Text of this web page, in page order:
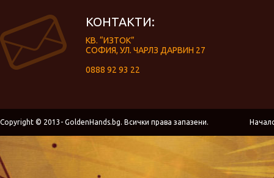
КОНТАКТИ:
КВ. “ИЗТОК”
СОФИЯ, УЛ. ЧАРЛЗ ДАРВИН 27
0888 92 93 22
Copyright © 2013- GoldenHands.bg. Всички права запазени.